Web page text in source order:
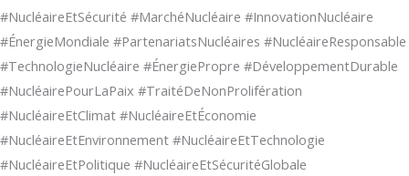
#NucléaireEtSécurité #MarchéNucléaire #InnovationNucléaire
#ÉnergieMondiale #PartenariatsNucléaires #NucléaireResponsable
#TechnologieNucléaire #ÉnergiePropre #DéveloppementDurable
#NucléairePourLaPaix #TraitéDeNonProlifération
#NucléaireEtClimat #NucléaireEtÉconomie
#NucléaireEtEnvironnement #NucléaireEtTechnologie
#NucléaireEtPolitique #NucléaireEtSécuritéGlobale